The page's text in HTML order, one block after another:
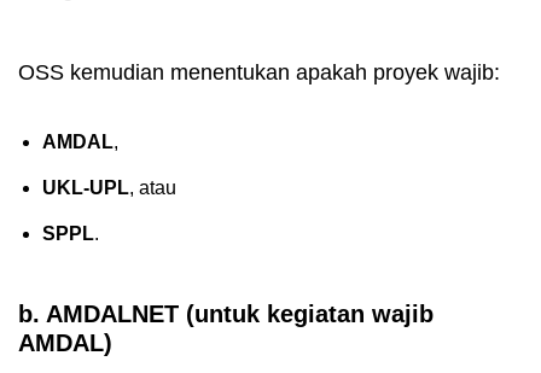
OSS kemudian menentukan apakah proyek wajib:
AMDAL,
UKL-UPL, atau
SPPL.
b. AMDALNET (untuk kegiatan wajib
AMDAL)